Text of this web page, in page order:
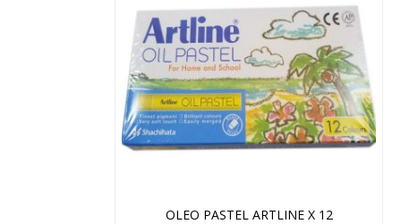
OLEO PASTEL ARTLINE X 12